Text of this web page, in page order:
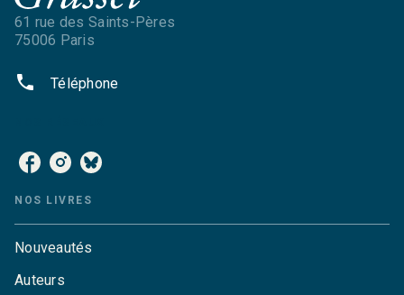
61 rue des Saints-Pères
75006 Paris
phone Téléphone
NOS LIVRES
Nouveautés
Auteurs